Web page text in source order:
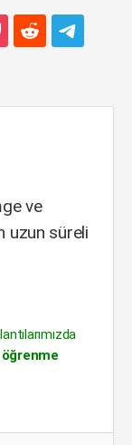
ve
uzun süreli
öğrenme